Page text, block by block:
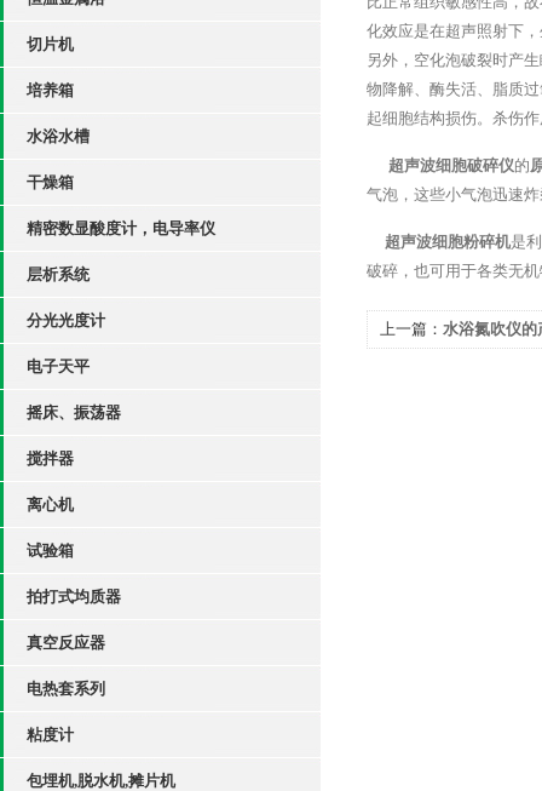
切片机
培养箱
水浴水槽
干燥箱
精密数显酸度计，电导率仪
层析系统
分光光度计
电子天平
摇床、振荡器
搅拌器
离心机
试验箱
拍打式均质器
真空反应器
电热套系列
粘度计
包埋机,脱水机,摊片机
化效应是在超声照射下
另外，空化泡破裂时产
物降解、酶失活、脂质
起细胞结构损伤。杀伤
超声波细胞破碎仪的
气泡，这些小气泡迅速
超声波细胞粉碎机是
破碎，也可用于各类无
上一篇： 水浴氮吹仪的